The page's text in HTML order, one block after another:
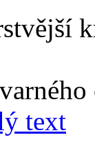
text